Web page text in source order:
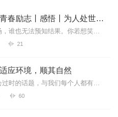
不后悔的人生丨青春励志丨感悟丨为人处世人际关系情商
人生犹如一个竞技场，谁也无法预知结果。你若想笑到最后，就必须进行不懈努力的长途跋涉。无论是谁，放弃了努力，即使走过长长的一生，仍会两手空空；只有坚持不懈，才会得...
21
应环境，顺其自然
人生这一永远也不会过时的话题，与我们每个人都有着千丝万缕的联系，而且关系这我们的切身利益。有些人，因为不能正视身处的现实环境，或者不甘心于自己的社会地位，或者部...
60